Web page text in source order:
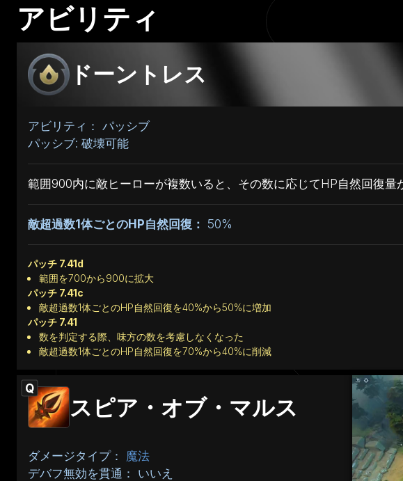
アビリティ
ドーントレス
アビリティ： パッシブ
パッシブ: 破壊可能
範囲900内に敵ヒーローが複数いると、その数に応じてHP自然回復量
敵超過数1体ごとのHP自然回復： 50%
パッチ 7.41d
範囲を700から900に拡大
パッチ 7.41c
敵超過数1体ごとのHP自然回復を40%から50%に増加
パッチ 7.41
数を判定する際、味方の数を考慮しなくなった
敵超過数1体ごとのHP自然回復を70%から40%に削減
Q
スピア・オブ・マルス
ダメージタイプ： 魔法
デバフ無効を貫通： いいえ